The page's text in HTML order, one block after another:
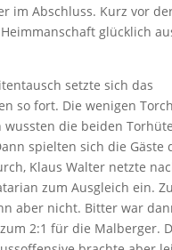
im Abschluss. Kurz vor
glücklich
setzte sich das
so fort. Die wenigen
wussten die beiden
spielten sich die Gäste
Klaus Walter netzte
zum Ausgleich ein.
aber nicht. Bitter war
2:1 für die Malberger.